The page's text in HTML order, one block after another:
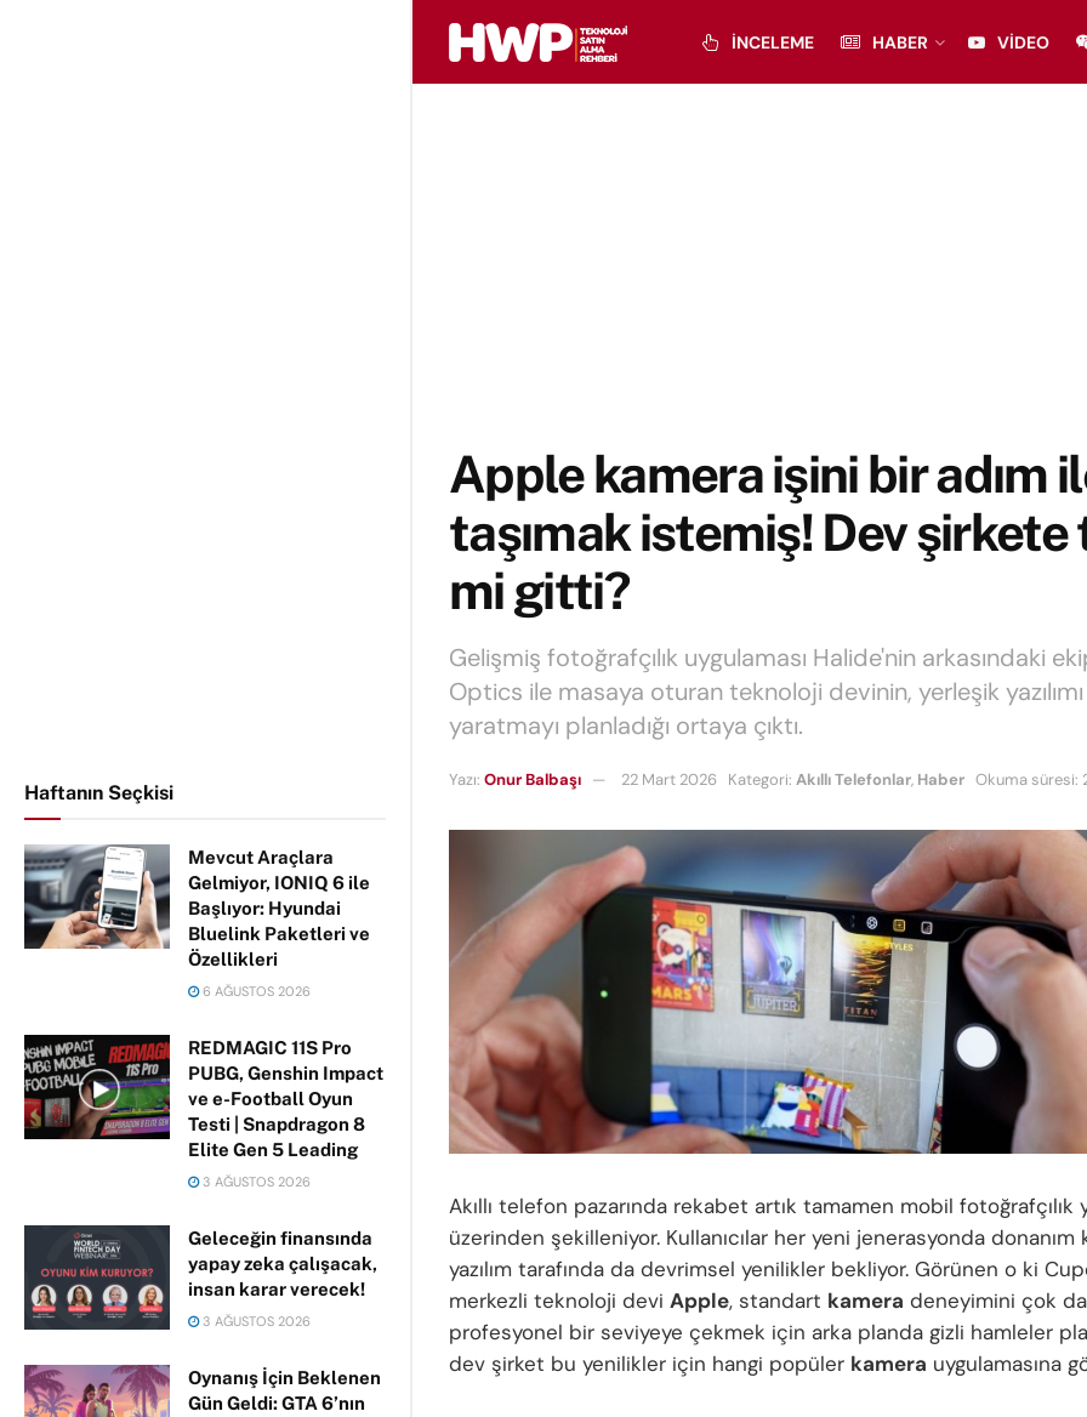
Haftanın Seçkisi
Mevcut Araçlara
Gelmiyor, IONIQ 6 ile
Başlıyor: Hyundai
Bluelink Paketleri ve
Özellikleri
6 AĞUSTOS 2026
REDMAGIC 11S Pro
PUBG, Genshin Impact
ve e-Football Oyun
Testi | Snapdragon 8
Elite Gen 5 Leading
3 AĞUSTOS 2026
Geleceğin finansında
yapay zeka çalışacak,
insan karar verecek!
3 AĞUSTOS 2026
Oynanış İçin Beklenen
Gün Geldi: GTA 6’nın
İNCELEME HABER VIDEO
Apple kamera işini bir adım
taşımak istemiş! Dev
mi gitti?
Gelişmiş fotoğrafçılık uygulaması Halide'nin arkasındaki
Optics ile masaya oturan teknoloji devinin, yerleşik
yaratmayı planladığı ortaya çıktı.
Yazı: Onur Balbaşı 22 Mart 2026 Kategori: Akıllı Telefonlar, Haber Okuma süresi:
Akıllı telefon pazarında rekabet artık tamamen mobil fotoğrafçılık
üzerinden şekilleniyor. Kullanıcılar her yeni jenerasyonda donanım
yazılım tarafında da devrimsel yenilikler bekliyor. Görünen o ki
merkezli teknoloji devi Apple, standart kamera deneyimini çok
profesyonel bir seviyeye çekmek için arka planda gizli hamleler
dev şirket bu yenilikler için hangi popüler kamera uygulamasına